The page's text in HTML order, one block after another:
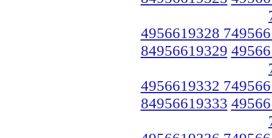
4956619328
84956619329
4956619332
84956619333